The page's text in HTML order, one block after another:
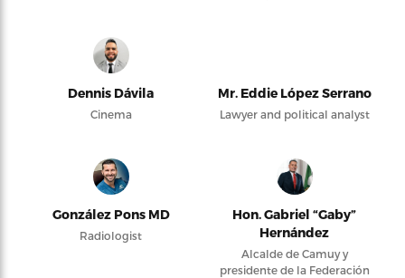
Dennis Dávila
Cinema
Mr. Eddie López Serrano
Lawyer and political analyst
González Pons MD
Radiologist
Hon. Gabriel “Gaby”
Hernández
Alcalde de Camuy y
presidente de la Federación